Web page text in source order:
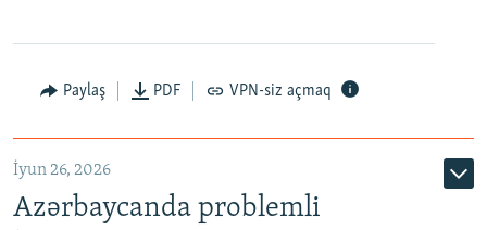
Auto 240p 360p 480p
720p 1080p
Paylaş PDF VPN-siz açmaq
İyun 26, 2026
Azərbaycanda problemli